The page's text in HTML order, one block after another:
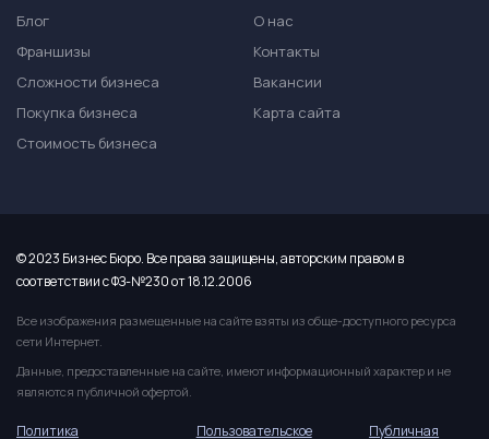
Блог
Франшизы
Сложности бизнеса
Покупка бизнеса
Стоимость бизнеса
О нас
Контакты
Вакансии
Карта сайта
© 2023 Бизнес Бюро. Все права защищены, авторским правом в
соответствии с ФЗ-№230 от 18.12.2006
Все изображения размещенные на сайте взяты из обще-доступного ресурса
сети Интернет.
Данные, предоставленные на сайте, имеют информационный характер и не
являются публичной офертой.
Политика Пользовательское Публичная